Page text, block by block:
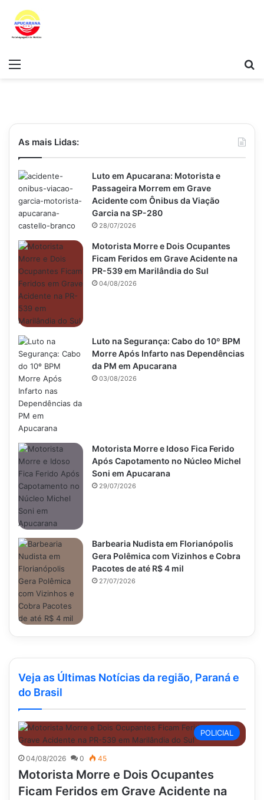
Menu
Veja as Últimas Notícias da região, Paraná e
do Brasil
POLICIAL
04/08/2026 0 45
Motorista Morre e Dois Ocupantes
Ficam Feridos em Grave Acidente na
As mais Lidas:
Luto em Apucarana: Motorista e
Passageira Morrem em Grave
Acidente com Ônibus da Viação
Garcia na SP-280
28/07/2026
Motorista Morre e Dois Ocupantes
Ficam Feridos em Grave Acidente na
PR-539 em Marilândia do Sul
04/08/2026
Luto na Segurança: Cabo do 10º BPM
Morre Após Infarto nas Dependências
da PM em Apucarana
03/08/2026
Motorista Morre e Idoso Fica Ferido
Após Capotamento no Núcleo Michel
Soni em Apucarana
29/07/2026
Barbearia Nudista em Florianópolis
Gera Polêmica com Vizinhos e Cobra
Pacotes de até R$ 4 mil
27/07/2026